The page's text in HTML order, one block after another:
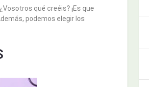
qué creéis? ¡Es que
podemos elegir los